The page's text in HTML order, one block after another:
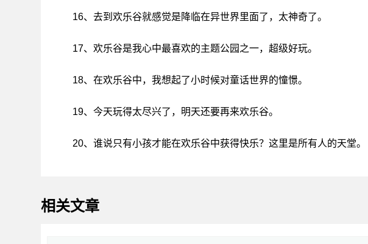
16、去到欢乐谷就感觉是降临在异世界里面了，太神奇了。
17、欢乐谷是我心中最喜欢的主题公园之一，超级好玩。
18、在欢乐谷中，我想起了小时候对童话世界的憧憬。
19、今天玩得太尽兴了，明天还要再来欢乐谷。
20、谁说只有小孩才能在欢乐谷中获得快乐？这里是所有人的天堂。
相关文章